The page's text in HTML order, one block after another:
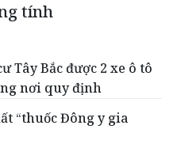
tính
Bắc được 2 xe ô tô
nơi quy định
“thuốc Đông y gia